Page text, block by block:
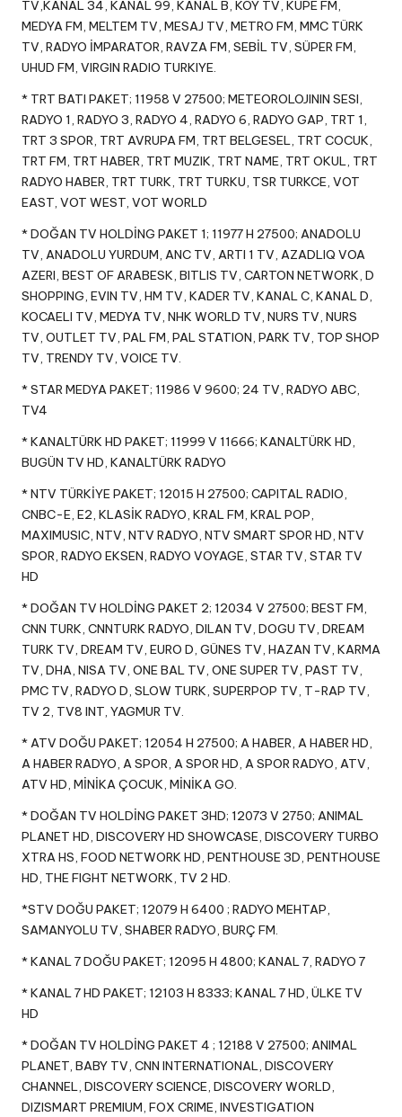
TV,KANAL 34, KANAL 99, KANAL B, KÖY TV, KÜPE FM,
MEDYA FM, MELTEM TV, MESAJ TV, METRO FM, MMC TÜRK
TV, RADYO İMPARATOR, RAVZA FM, SEBİL TV, SÜPER FM,
UHUD FM, VIRGIN RADIO TURKIYE.
* TRT BATI PAKET; 11958 V 27500; METEOROLOJININ SESI,
RADYO 1, RADYO 3, RADYO 4, RADYO 6, RADYO GAP, TRT 1,
TRT 3 SPOR, TRT AVRUPA FM, TRT BELGESEL, TRT COCUK,
TRT FM, TRT HABER, TRT MUZIK, TRT NAME, TRT OKUL, TRT
RADYO HABER, TRT TURK, TRT TURKU, TSR TURKCE, VOT
EAST, VOT WEST, VOT WORLD
* DOĞAN TV HOLDİNG PAKET 1; 11977 H 27500; ANADOLU
TV, ANADOLU YURDUM, ANC TV, ARTI 1 TV, AZADLIQ VOA
AZERI, BEST OF ARABESK, BITLIS TV, CARTON NETWORK, D
SHOPPING, EVIN TV, HM TV, KADER TV, KANAL C, KANAL D,
KOCAELI TV, MEDYA TV, NHK WORLD TV, NURS TV, NURS
TV, OUTLET TV, PAL FM, PAL STATION, PARK TV, TOP SHOP
TV, TRENDY TV, VOICE TV.
* STAR MEDYA PAKET; 11986 V 9600; 24 TV, RADYO ABC,
TV4
* KANALTÜRK HD PAKET; 11999 V 11666; KANALTÜRK HD,
BUGÜN TV HD, KANALTÜRK RADYO
* NTV TÜRKİYE PAKET; 12015 H 27500; CAPITAL RADIO,
CNBC-E, E2, KLASİK RADYO, KRAL FM, KRAL POP,
MAXIMUSIC, NTV, NTV RADYO, NTV SMART SPOR HD, NTV
SPOR, RADYO EKSEN, RADYO VOYAGE, STAR TV, STAR TV
HD
* DOĞAN TV HOLDİNG PAKET 2; 12034 V 27500; BEST FM,
CNN TURK, CNNTURK RADYO, DILAN TV, DOGU TV, DREAM
TURK TV, DREAM TV, EURO D, GÜNES TV, HAZAN TV, KARMA
TV, DHA, NISA TV, ONE BAL TV, ONE SUPER TV, PAST TV,
PMC TV, RADYO D, SLOW TURK, SUPERPOP TV, T-RAP TV,
TV 2, TV8 INT, YAGMUR TV.
* ATV DOĞU PAKET; 12054 H 27500; A HABER, A HABER HD,
A HABER RADYO, A SPOR, A SPOR HD, A SPOR RADYO, ATV,
ATV HD, MİNİKA ÇOCUK, MİNİKA GO.
* DOĞAN TV HOLDİNG PAKET 3HD; 12073 V 2750; ANIMAL
PLANET HD, DISCOVERY HD SHOWCASE, DISCOVERY TURBO
XTRA HS, FOOD NETWORK HD, PENTHOUSE 3D, PENTHOUSE
HD, THE FIGHT NETWORK, TV 2 HD.
*STV DOĞU PAKET; 12079 H 6400 ; RADYO MEHTAP,
SAMANYOLU TV, SHABER RADYO, BURÇ FM.
* KANAL 7 DOĞU PAKET; 12095 H 4800; KANAL 7, RADYO 7
* KANAL 7 HD PAKET; 12103 H 8333; KANAL 7 HD, ÜLKE TV
HD
* DOĞAN TV HOLDİNG PAKET 4 ; 12188 V 27500; ANIMAL
PLANET, BABY TV, CNN INTERNATIONAL, DISCOVERY
CHANNEL, DISCOVERY SCIENCE, DISCOVERY WORLD,
DIZISMART PREMIUM, FOX CRIME, INVESTIGATION